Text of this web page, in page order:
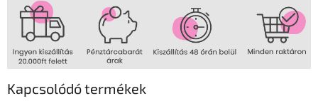
Kapcsolódó termékek